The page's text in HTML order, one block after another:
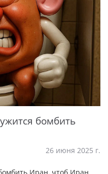
бомбить
26 июня 2025 г.